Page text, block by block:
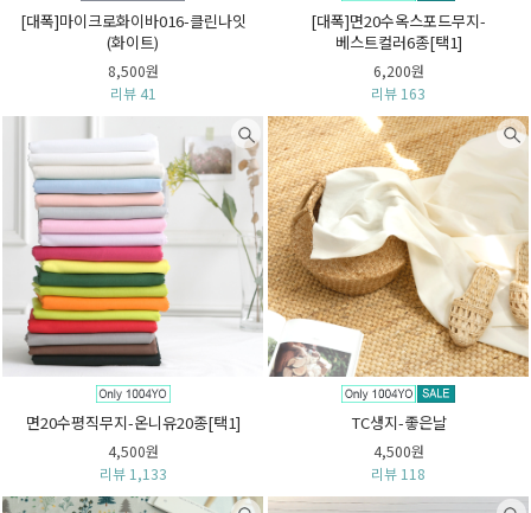
[대폭]마이크로화이바016-클린나잇
(화이트)
8,500원
리뷰 41
[대폭]면20수옥스포드무지-
베스트컬러6종[택1]
6,200원
리뷰 163
면20수평직무지-온니유20종[택1]
4,500원
리뷰 1,133
TC생지-좋은날
4,500원
리뷰 118